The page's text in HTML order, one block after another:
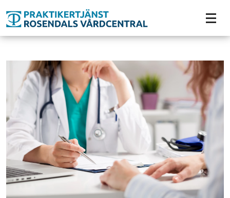
Tillgänglighetsmeny